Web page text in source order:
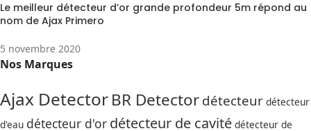
Le meilleur détecteur d’or grande profondeur 5m répond au
nom de Ajax Primero
5 novembre 2020
Nos Marques
Ajax DetectorBR Detectordétecteur détecteur
d'eau détecteur d'or détecteur de cavité détecteur de